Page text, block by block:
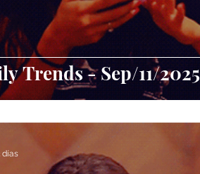
Trends - Sep/11/2025
días